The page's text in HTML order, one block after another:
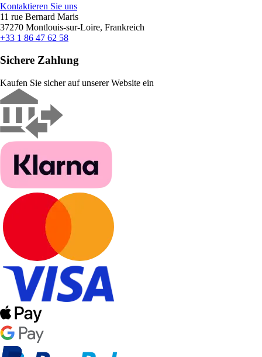
Kontaktieren Sie uns
11 rue Bernard Maris
37270 Montlouis-sur-Loire, Frankreich
+33 1 86 47 62 58
Sichere Zahlung
Kaufen Sie sicher auf unserer Website ein